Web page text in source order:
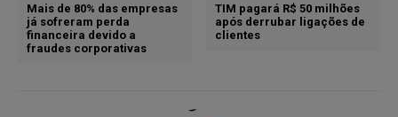
Mais de 80% das empresas
já sofreram perda
financeira devido a
fraudes corporativas
TIM pagará R$ 50 milhões
após derrubar ligações de
clientes